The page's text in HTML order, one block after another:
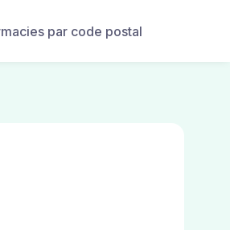
par code postal